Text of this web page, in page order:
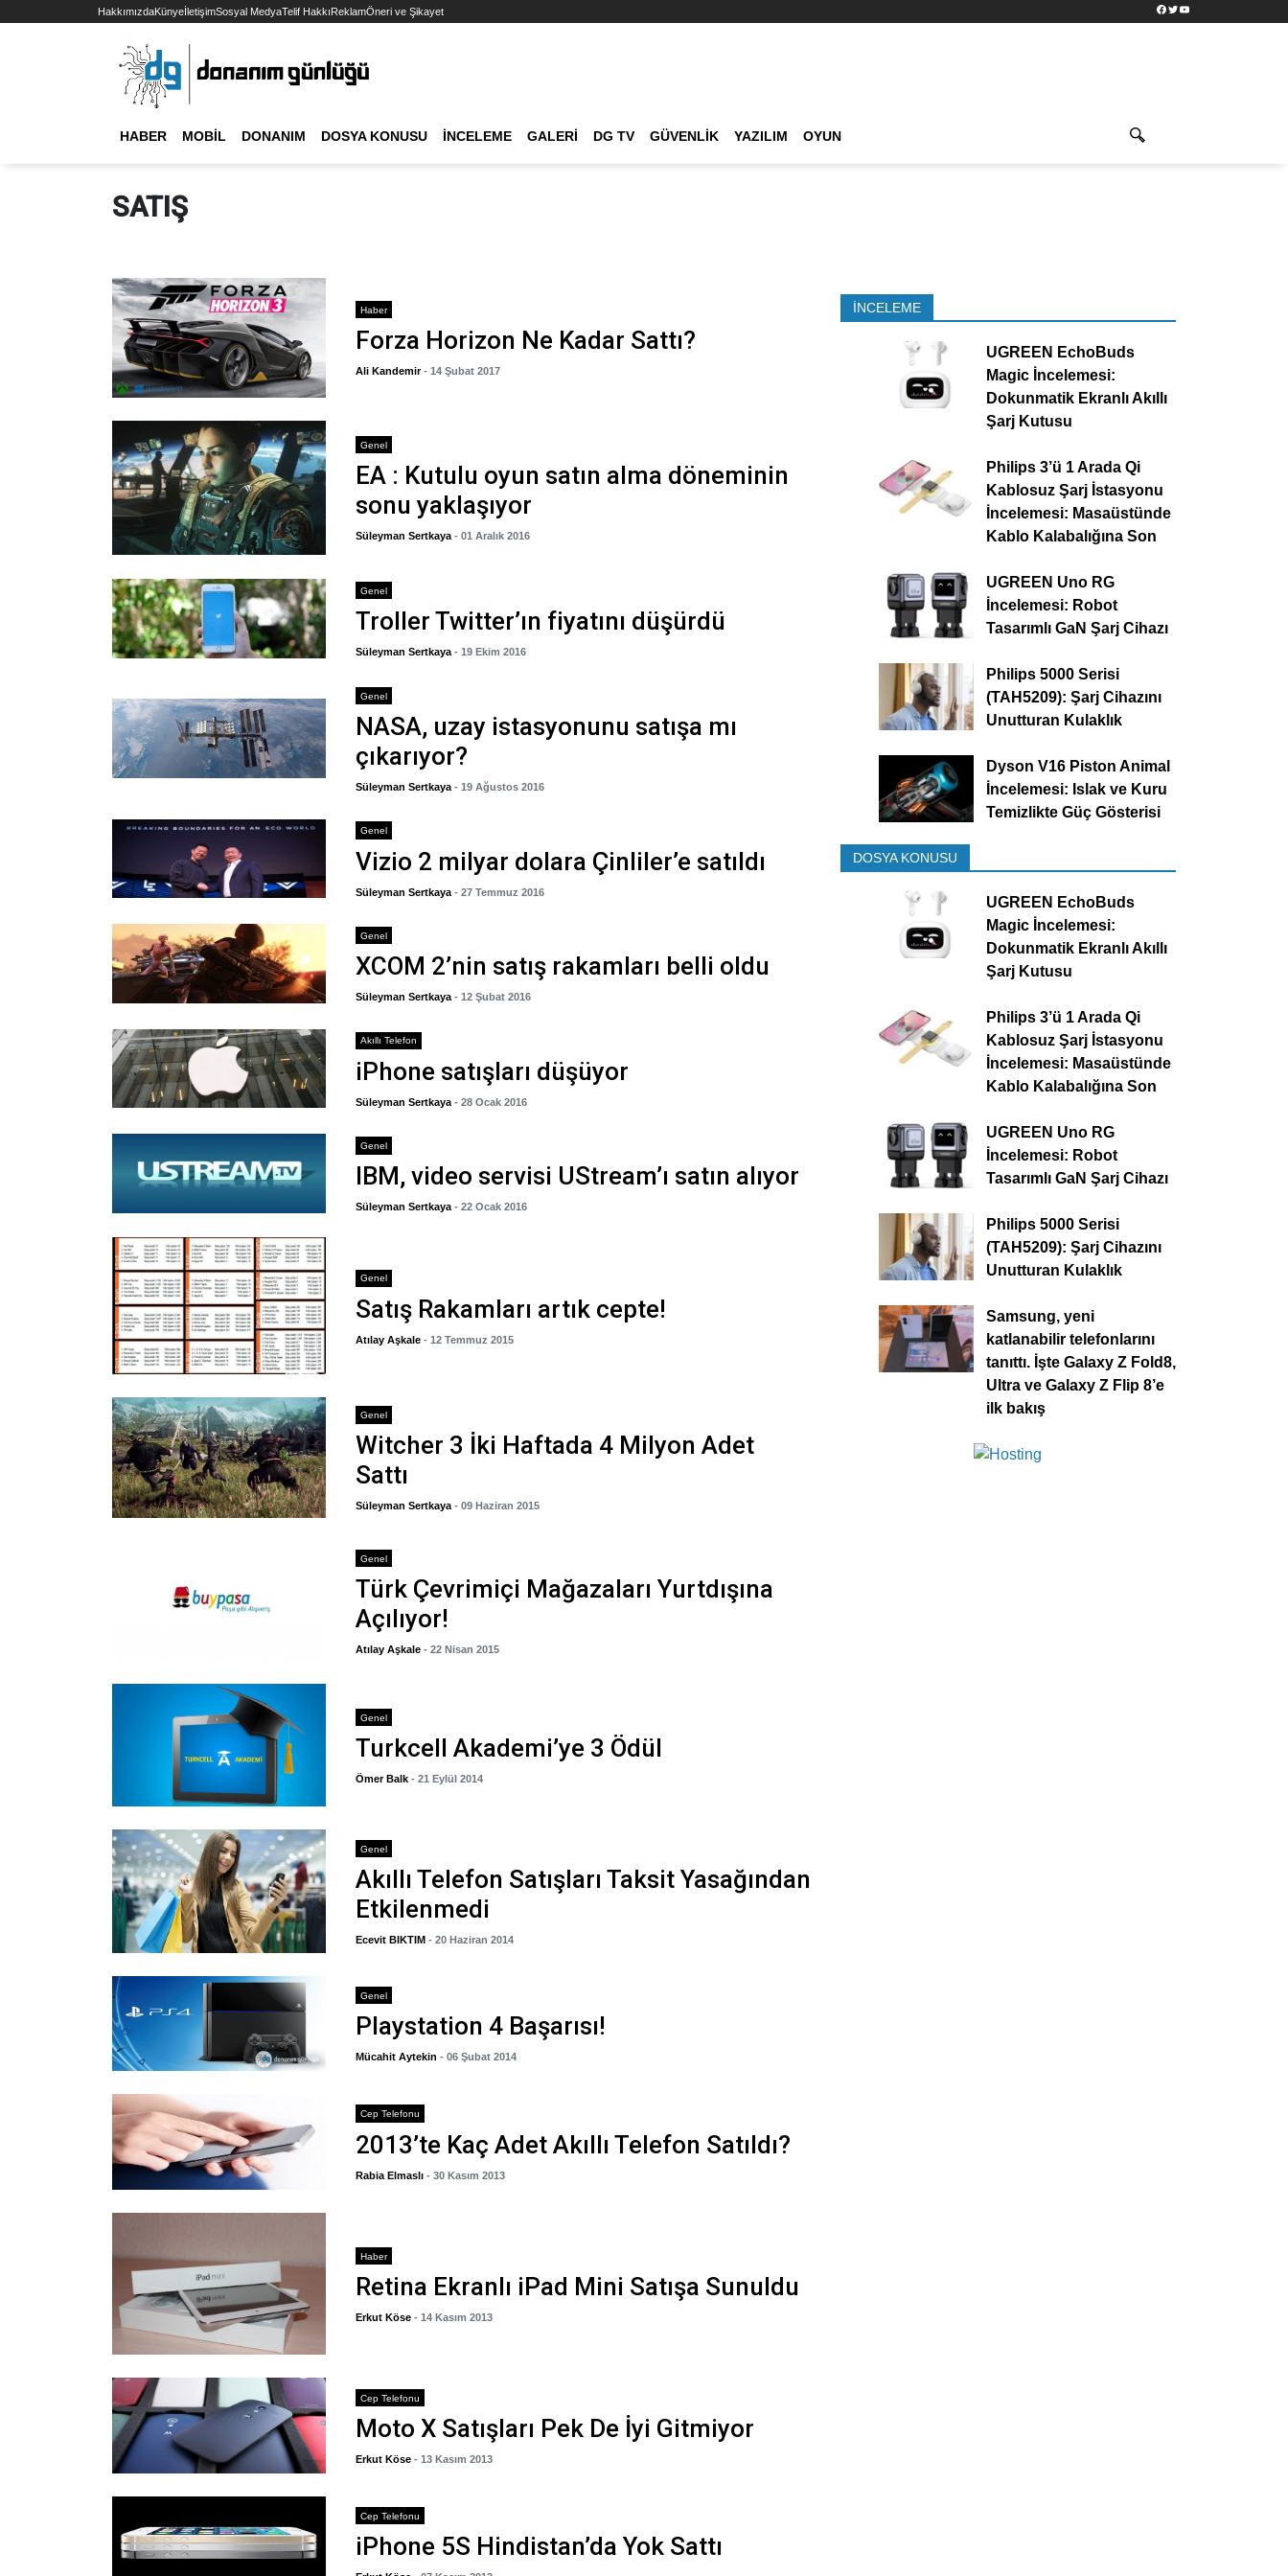
HakkımızdaKünyeİletişimSosyal MedyaTelif HakkıReklamÖneri ve Şikayet Facebook
TwitterYouTube
HABER MOBIL DONANIM DOSYA KONUSU İNCELEME GALERI DG TV GÜVENLIK YAZILIM OYUN
SATIŞ
Haber
Forza Horizon Ne Kadar Sattı?
Ali Kandemir - 14 Şubat 2017
Genel
EA : Kutulu oyun satın alma döneminin
sonu yaklaşıyor
Süleyman Sertkaya - 01 Aralık 2016
Genel
Troller Twitter’ın fiyatını düşürdü
Süleyman Sertkaya - 19 Ekim 2016
Genel
NASA, uzay istasyonunu satışa mı
çıkarıyor?
Süleyman Sertkaya - 19 Ağustos 2016
Genel
Vizio 2 milyar dolara Çinliler’e satıldı
Süleyman Sertkaya - 27 Temmuz 2016
Genel
XCOM 2’nin satış rakamları belli oldu
Süleyman Sertkaya - 12 Şubat 2016
Akıllı Telefon
iPhone satışları düşüyor
Süleyman Sertkaya - 28 Ocak 2016
Genel
IBM, video servisi UStream’ı satın alıyor
Süleyman Sertkaya - 22 Ocak 2016
Genel
Satış Rakamları artık cepte!
Atılay Aşkale - 12 Temmuz 2015
Genel
Witcher 3 İki Haftada 4 Milyon Adet
Sattı
Süleyman Sertkaya - 09 Haziran 2015
Genel
Türk Çevrimiçi Mağazaları Yurtdışına
Açılıyor!
Atılay Aşkale - 22 Nisan 2015
Genel
Turkcell Akademi’ye 3 Ödül
Ömer Balk - 21 Eylül 2014
Genel
Akıllı Telefon Satışları Taksit Yasağından
Etkilenmedi
Ecevit BIKTIM - 20 Haziran 2014
Genel
Playstation 4 Başarısı!
Mücahit Aytekin - 06 Şubat 2014
Cep Telefonu
2013’te Kaç Adet Akıllı Telefon Satıldı?
Rabia Elmaslı - 30 Kasım 2013
Haber
Retina Ekranlı iPad Mini Satışa Sunuldu
Erkut Köse - 14 Kasım 2013
Cep Telefonu
Moto X Satışları Pek De İyi Gitmiyor
Erkut Köse - 13 Kasım 2013
Cep Telefonu
iPhone 5S Hindistan’da Yok Sattı
İNCELEME
UGREEN EchoBuds
Magic İncelemesi:
Dokunmatik Ekranlı Akıllı
Şarj Kutusu
Philips 3’ü 1 Arada Qi
Kablosuz Şarj İstasyonu
İncelemesi: Masaüstünde
Kablo Kalabalığına Son
UGREEN Uno RG
İncelemesi: Robot
Tasarımlı GaN Şarj Cihazı
Philips 5000 Serisi
(TAH5209): Şarj Cihazını
Unutturan Kulaklık
Dyson V16 Piston Animal
İncelemesi: Islak ve Kuru
Temizlikte Güç Gösterisi
DOSYA KONUSU
UGREEN EchoBuds
Magic İncelemesi:
Dokunmatik Ekranlı Akıllı
Şarj Kutusu
Philips 3’ü 1 Arada Qi
Kablosuz Şarj İstasyonu
İncelemesi: Masaüstünde
Kablo Kalabalığına Son
UGREEN Uno RG
İncelemesi: Robot
Tasarımlı GaN Şarj Cihazı
Philips 5000 Serisi
(TAH5209): Şarj Cihazını
Unutturan Kulaklık
Samsung, yeni
katlanabilir telefonlarını
tanıttı. İşte Galaxy Z Fold8,
Ultra ve Galaxy Z Flip 8’e
ilk bakış